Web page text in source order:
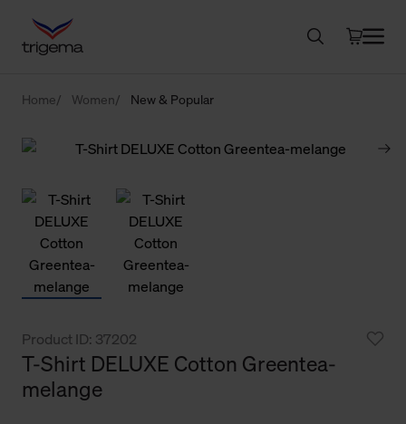
Home Women New & Popular
Product ID: 37202
T-Shirt DELUXE Cotton Greentea-
melange